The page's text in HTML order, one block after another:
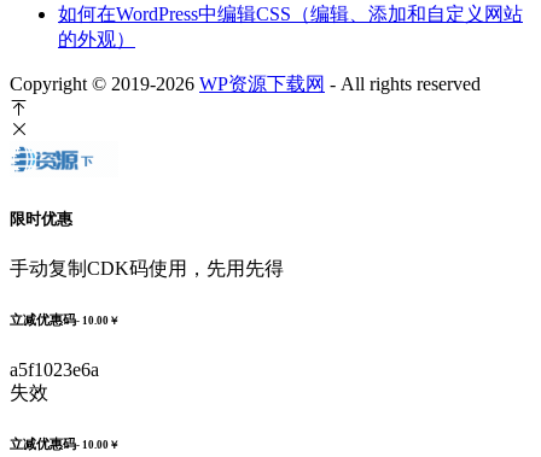
如何在WordPress中编辑CSS（编辑、添加和自定义网站
的外观）
Copyright © 2019-2026 WP资源下载网 - All rights reserved
限时优惠
手动复制CDK码使用，先用先得
立减优惠码- 10.00￥
a5f1023e6a
失效
立减优惠码- 10.00￥